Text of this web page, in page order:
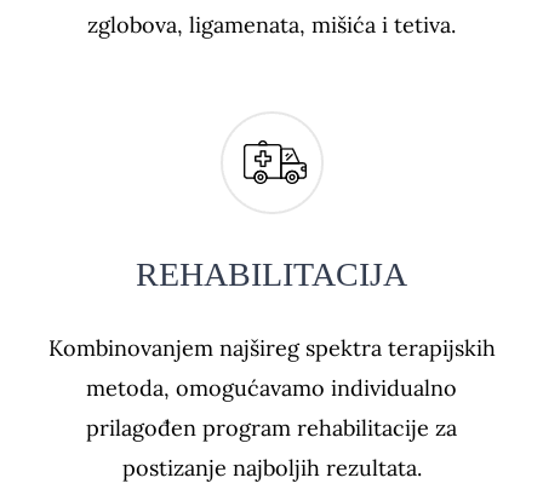
zglobova, ligamenata, mišića i tetiva.
REHABILITACIJA
Kombinovanjem najšireg spektra terapijskih
metoda, omogućavamo individualno
prilagođen program rehabilitacije za
postizanje najboljih rezultata.